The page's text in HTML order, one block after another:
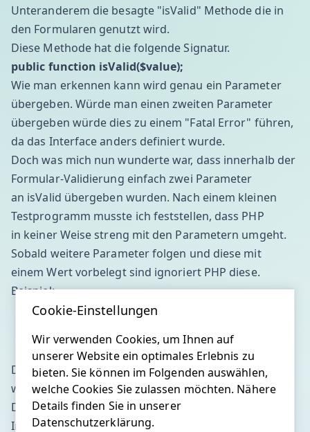
Unteranderem die besagte "isValid" Methode die in
den Formularen genutzt wird.
Diese Methode hat die folgende Signatur.
public function isValid($value);
Wie man erkennen kann wird genau ein Parameter
übergeben. Würde man einen zweiten Parameter
übergeben würde dies zu einem "Fatal Error" führen,
da das Interface anders definiert wurde.
Doch was mich nun wunderte war, dass innerhalb der
Formular-Validierung einfach zwei Parameter
an isValid übergeben wurden. Nach einem kleinen
Testprogramm musste ich feststellen, dass PHP
in keiner Weise streng mit den Parametern umgeht.
Sobald weitere Parameter folgen und diese mit
einem Wert vorbelegt sind ignoriert PHP diese.
Beispiel:
Die PHP Core-Entwickler haben sich diese krücke
wohl gebaut da PHP keine Polymorphie unterstützt.
Dies ist schlecht da man sich so nicht 100% auf die
Interfaces verlassen kann. Die grundsätzlichen
Cookie-Einstellungen
Wir verwenden Cookies, um Ihnen auf
unserer Website ein optimales Erlebnis zu
bieten. Sie können im Folgenden auswählen,
welche Cookies Sie zulassen möchten. Nähere
Details finden Sie in unserer
Datenschutzerklärung.